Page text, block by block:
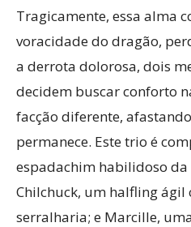
Tragicamente, essa alma
voracidade do dragão,
a derrota dolorosa, dois
decidem buscar conforto
facção diferente,
permanece. Este trio é
espadachim habilidoso da
Chilchuck, um halfling
serralharia; e Marcille,